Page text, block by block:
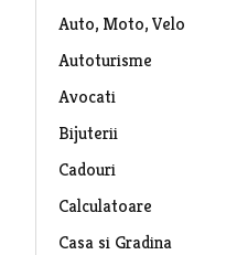
Auto, Moto, Velo
Autoturisme
Avocati
Bijuterii
Cadouri
Calculatoare
Casa si Gradina